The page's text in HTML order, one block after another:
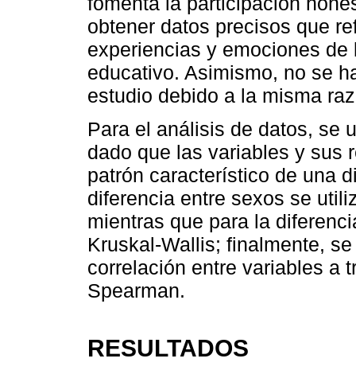
obtener datos precisos que
experiencias y emociones
educativo. Asimismo, no se
estudio debido a la misma
Para el análisis de datos, se
dado que las variables y sus
patrón característico de una
diferencia entre sexos se
mientras que para la
Kruskal-Wallis; finalmente,
correlación entre variables a
Spearman.
RESULTADOS